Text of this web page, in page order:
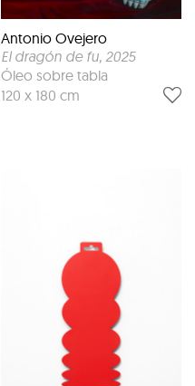
Antonio Ovejero
El dragón de fu, 2025
Óleo sobre tabla
120 x 180 cm